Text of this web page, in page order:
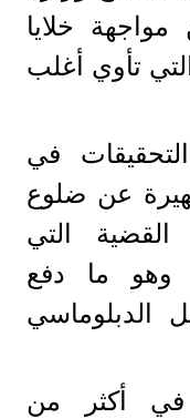
مواجهة خلايا
تأوي أغلب
في
عن ضلوع
التي
وهو ما دفع
الدبلوماسي
في أكثر من